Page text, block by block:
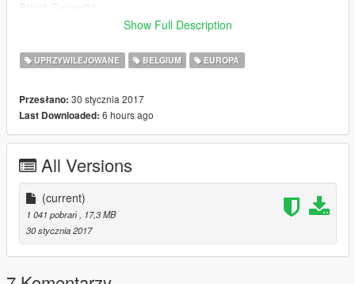
- Antanna's - BritishGamer88
- Side Bumper Lights - Vertex
- New LOD's - BritishGamer88
Show Full Description
UPRZYWILEJOWANE BELGIUM EUROPA
Przesłano: 30 stycznia 2017
Last Downloaded: 6 hours ago
All Versions
(current)
1 041 pobrań
, 17,3 MB
30 stycznia 2017